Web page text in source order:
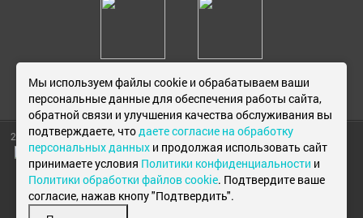
2026 © «Аурика»
Политика
конфиденциальности
Политика в отношении
обработки файлов
cookies
Мы используем файлы cookie и обрабатываем ваши
персональные данные для обеспечения работы сайта,
обратной связи и улучшения качества обслуживания вы
подтверждаете, чтодаете согласие на обработку
персональных данных и продолжая использовать сайт
принимаете условия Политики конфиденциальности и
Политики обработки файлов cookie. Подтвердите ваше
согласие, нажав кнопу "Подтвердить".